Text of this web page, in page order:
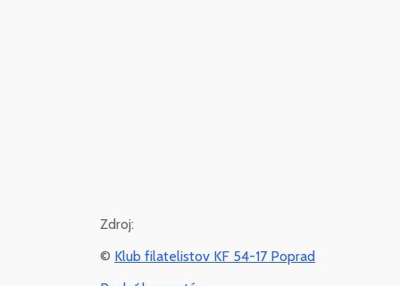
Zdroj:
© Klub filatelistov KF 54-17 Poprad